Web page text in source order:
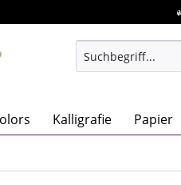
Kalligrafie Papier